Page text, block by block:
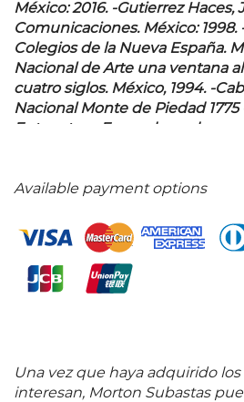
México: 2016. -Gutierrez Haces,
Comunicaciones. México: 1998.
Colegios de la Nueva España.
Nacional de Arte una ventana
cuatro siglos. México, 1994. -
Nacional Monte de Piedad 1775
Entre otros. Encuadernados en
Available payment options
Una vez que haya adquirido
interesan, Morton Subastas